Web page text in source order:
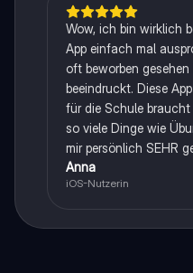
Wow, ich bin wirklich
App einfach mal
oft beworben
beeindruckt. Diese
für die Schule
so viele Dinge wie
mir persönlich SEHR
Anna
iOS-Nutzerin